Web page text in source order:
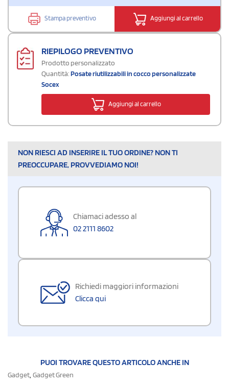
Stampa preventivo Aggiungi al carrello
RIEPILOGO PREVENTIVO
Prodotto personalizzato
Quantità:Posate riutilizzabili in cocco personalizzate
Socex
Aggiungi al carrello
NON RIESCI AD INSERIRE IL TUO ORDINE? NON TI
PREOCCUPARE, PROVVEDIAMO NOI!
Chiamaci adesso al
02 2111 8602
Richiedi maggiori informazioni
Clicca qui
PUOI TROVARE QUESTO ARTICOLO ANCHE IN
Gadget, Gadget Green